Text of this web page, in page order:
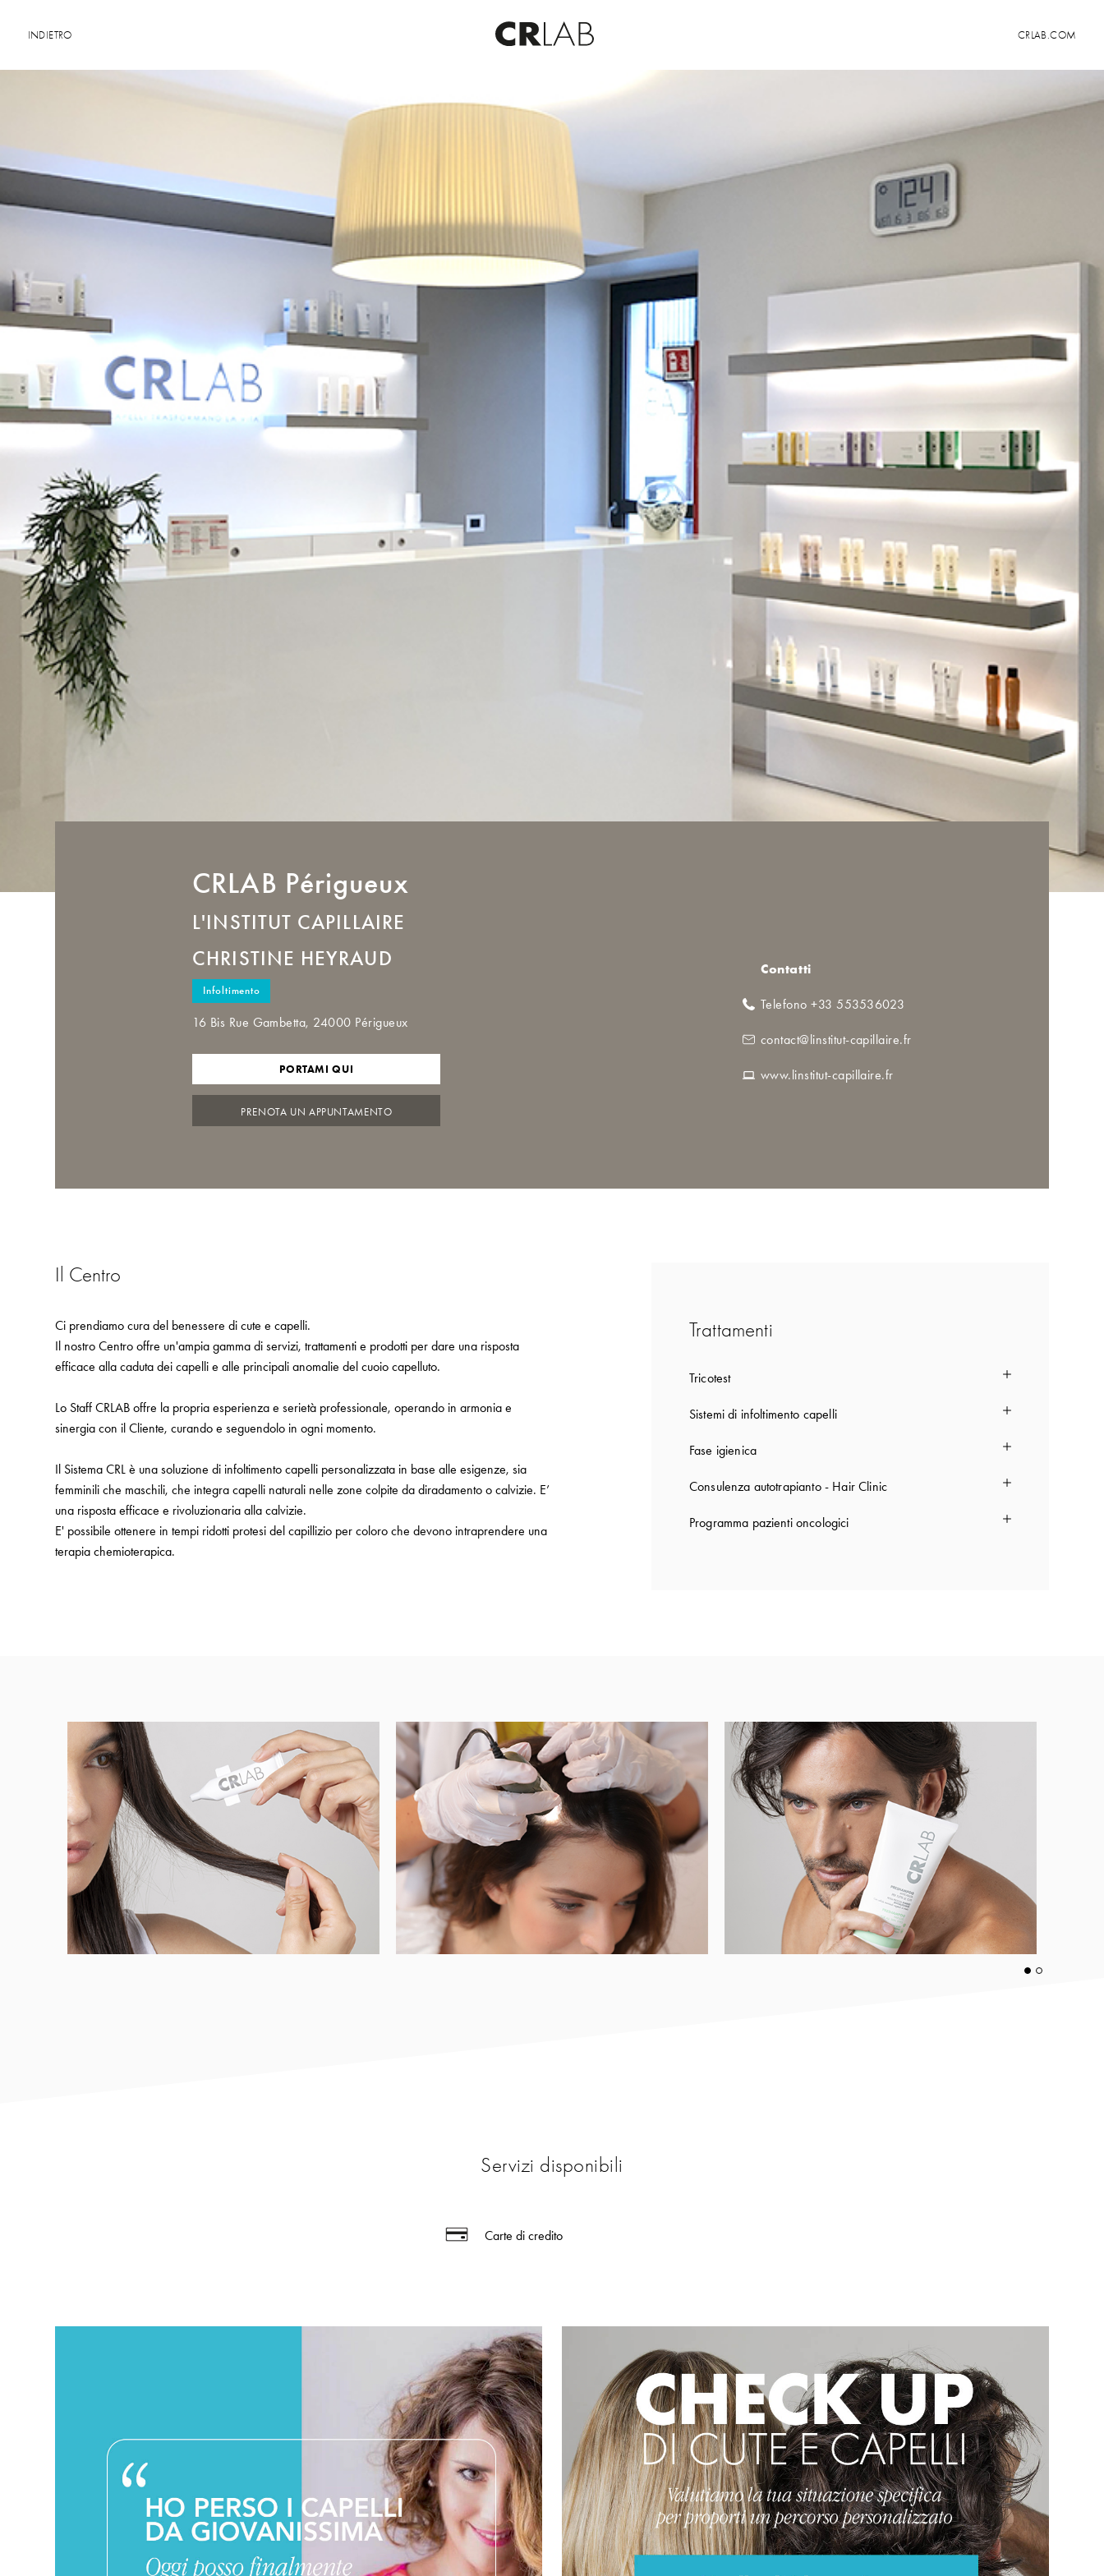
INDIETRO CRLAB.COM
CRLAB Périgueux
L'INSTITUT CAPILLAIRE
CHRISTINE HEYRAUD
Infoltimento
16 Bis Rue Gambetta, 24000 Périgueux
PORTAMI QUI
PRENOTA UN APPUNTAMENTO
Contatti
Telefono +33 553536023
contact@linstitut-capillaire.fr
www.linstitut-capillaire.fr
Il Centro
Ci prendiamo cura del benessere di cute e capelli.
Il nostro Centro offre un'ampia gamma di servizi, trattamenti e prodotti per dare una risposta
efficace alla caduta dei capelli e alle principali anomalie del cuoio capelluto.
Lo Staff CRLAB offre la propria esperienza e serietà professionale, operando in armonia e
sinergia con il Cliente, curando e seguendolo in ogni momento.
Il Sistema CRL è una soluzione di infoltimento capelli personalizzata in base alle esigenze, sia
femminili che maschili, che integra capelli naturali nelle zone colpite da diradamento o calvizie. E’
una risposta efficace e rivoluzionaria alla calvizie.
E' possibile ottenere in tempi ridotti protesi del capillizio per coloro che devono intraprendere una
terapia chemioterapica.
Trattamenti
Tricotest
Sistemi di infoltimento capelli
Fase igienica
Consulenza autotrapianto - Hair Clinic
Programma pazienti oncologici
Servizi disponibili
Carte di credito